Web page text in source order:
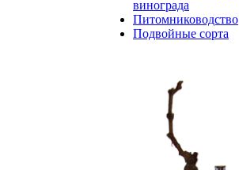
винограда
Питомниководство
Подвойные сорта